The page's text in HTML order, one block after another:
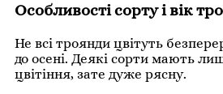
Особливості сорту і вік
Не всі троянди цвітуть
до осені. Деякі сорти мають
цвітіння, зате дуже рясну.